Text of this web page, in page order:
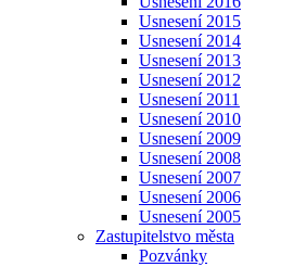
Usnesení 2015
Usnesení 2014
Usnesení 2013
Usnesení 2012
Usnesení 2011
Usnesení 2010
Usnesení 2009
Usnesení 2008
Usnesení 2007
Usnesení 2006
Usnesení 2005
Zastupitelstvo města
Pozvánky